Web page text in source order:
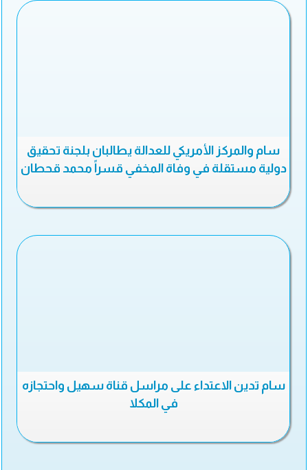
سام والمركز الأمريكي للعدالة يطالبان بلجنة تحقيق
دولية مستقلة في وفاة المخفي قسراً محمد قحطان
سام تدين الاعتداء على مراسل قناة سهيل واحتجازه
في المكلا